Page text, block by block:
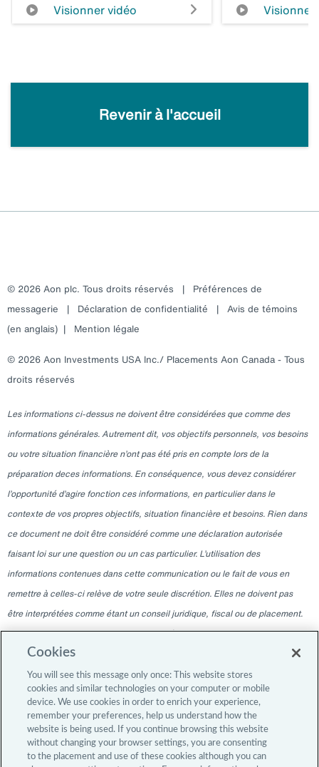
Visionner vidéo Visionner
Revenir à l'accueil
© 2026 Aon plc. Tous droits réservés | Préférences de
messagerie | Déclaration de confidentialité | Avis de témoins
(en anglais) | Mention légale
© 2026 Aon Investments USA Inc./ Placements Aon Canada - Tous
droits réservés
Les informations ci-dessus ne doivent être considérées que comme des
informations générales. Autrement dit, vos objectifs personnels, vos besoins
ou votre situation financière n’ont pas été pris en compte lors de la
préparation deces informations. En conséquence, vous devez considérer
l’opportunité d’agire fonction ces informations, en particulier dans le
contexte de vos propres objectifs, situation financière et besoins. Rien dans
ce document ne doit être considéré comme une déclaration autorisée
faisant loi sur une question ou un cas particulier. L’utilisation des
informations contenues dans cette communication ou le fait de vous en
remettre à celles-ci relève de votre seule discrétion. Elles ne doivent pas
être interprétées comme étant un conseil juridique, fiscal ou de placement.
Veuillez consulter votre professionnel indépendant pour ces conseils. Les
informations contenues dans ce blogue sont valables à la date indiquée
uniquement et ne sont pas valables à une autre date. La remise à tout
moment ne doit en aucun cas laisser entendre qu’il y a eu une modification
de l’information depuis la date de publication, ou une obligation de mettre à
jour o u de fournir des modifications après la date de publication initiale. Le
contenu du blogue est destiné uniquement aux investisseurs professionnels.
Cookies
You will see this message only once: This website stores
cookies and similar technologies on your computer or mobile
device. We use cookies in order to enrich your experience,
remember your preferences, help us understand how the
website is being used. If you continue browsing this website
without changing your browser settings, you are consenting
to the placement and use of these cookies although you can